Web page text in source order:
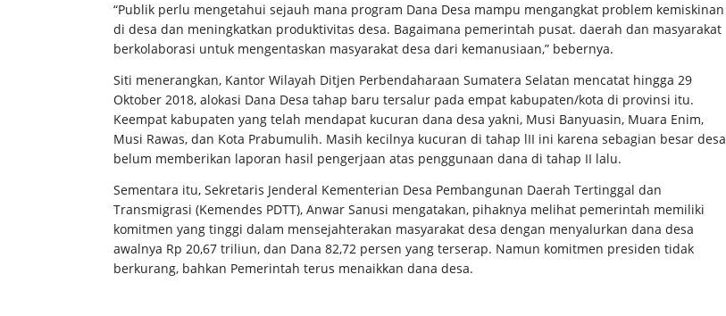
“Publik perlu mengetahui sejauh mana program Dana Desa mampu mengangkat problem kemiskinan
di desa dan meningkatkan produktivitas desa. Bagaimana pemerintah pusat. daerah dan masyarakat
berkolaborasi untuk mengentaskan masyarakat desa dari kemanusiaan,” bebernya.
Siti menerangkan, Kantor Wilayah Ditjen Perbendaharaan Sumatera Selatan mencatat hingga 29
Oktober 2018, alokasi Dana Desa tahap baru tersalur pada empat kabupaten/kota di provinsi itu.
Keempat kabupaten yang telah mendapat kucuran dana desa yakni, Musi Banyuasin, Muara Enim,
Musi Rawas, dan Kota Prabumulih. Masih kecilnya kucuran di tahap lII ini karena sebagian besar desa
belum memberikan laporan hasil pengerjaan atas penggunaan dana di tahap II lalu.
Sementara itu, Sekretaris Jenderal Kementerian Desa Pembangunan Daerah Tertinggal dan
Transmigrasi (Kemendes PDTT), Anwar Sanusi mengatakan, pihaknya melihat pemerintah memiliki
komitmen yang tinggi dalam mensejahterakan masyarakat desa dengan menyalurkan dana desa
awalnya Rp 20,67 triliun, dan Dana 82,72 persen yang terserap. Namun komitmen presiden tidak
berkurang, bahkan Pemerintah terus menaikkan dana desa.